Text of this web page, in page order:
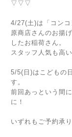
▽▽▽
4/27(土)は「コンコ
原商店さんのお揚
したお稲荷さん。
スタッフ人気も高
5/5(日)はこどもの
す。
前回あっという間
に！
いずれもご予約承